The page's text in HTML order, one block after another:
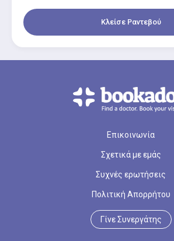
Νοσοκομείο Αθηνών…
Κλείσε Ραντεβού
Επικοινωνία
Σχετικά με εμάς
Συχνές ερωτήσεις
Πολιτική Απορρήτου
Γίνε Συνεργάτης